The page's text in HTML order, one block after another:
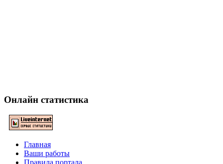
Онлайн статистика
Главная
Ваши работы
Правила портала